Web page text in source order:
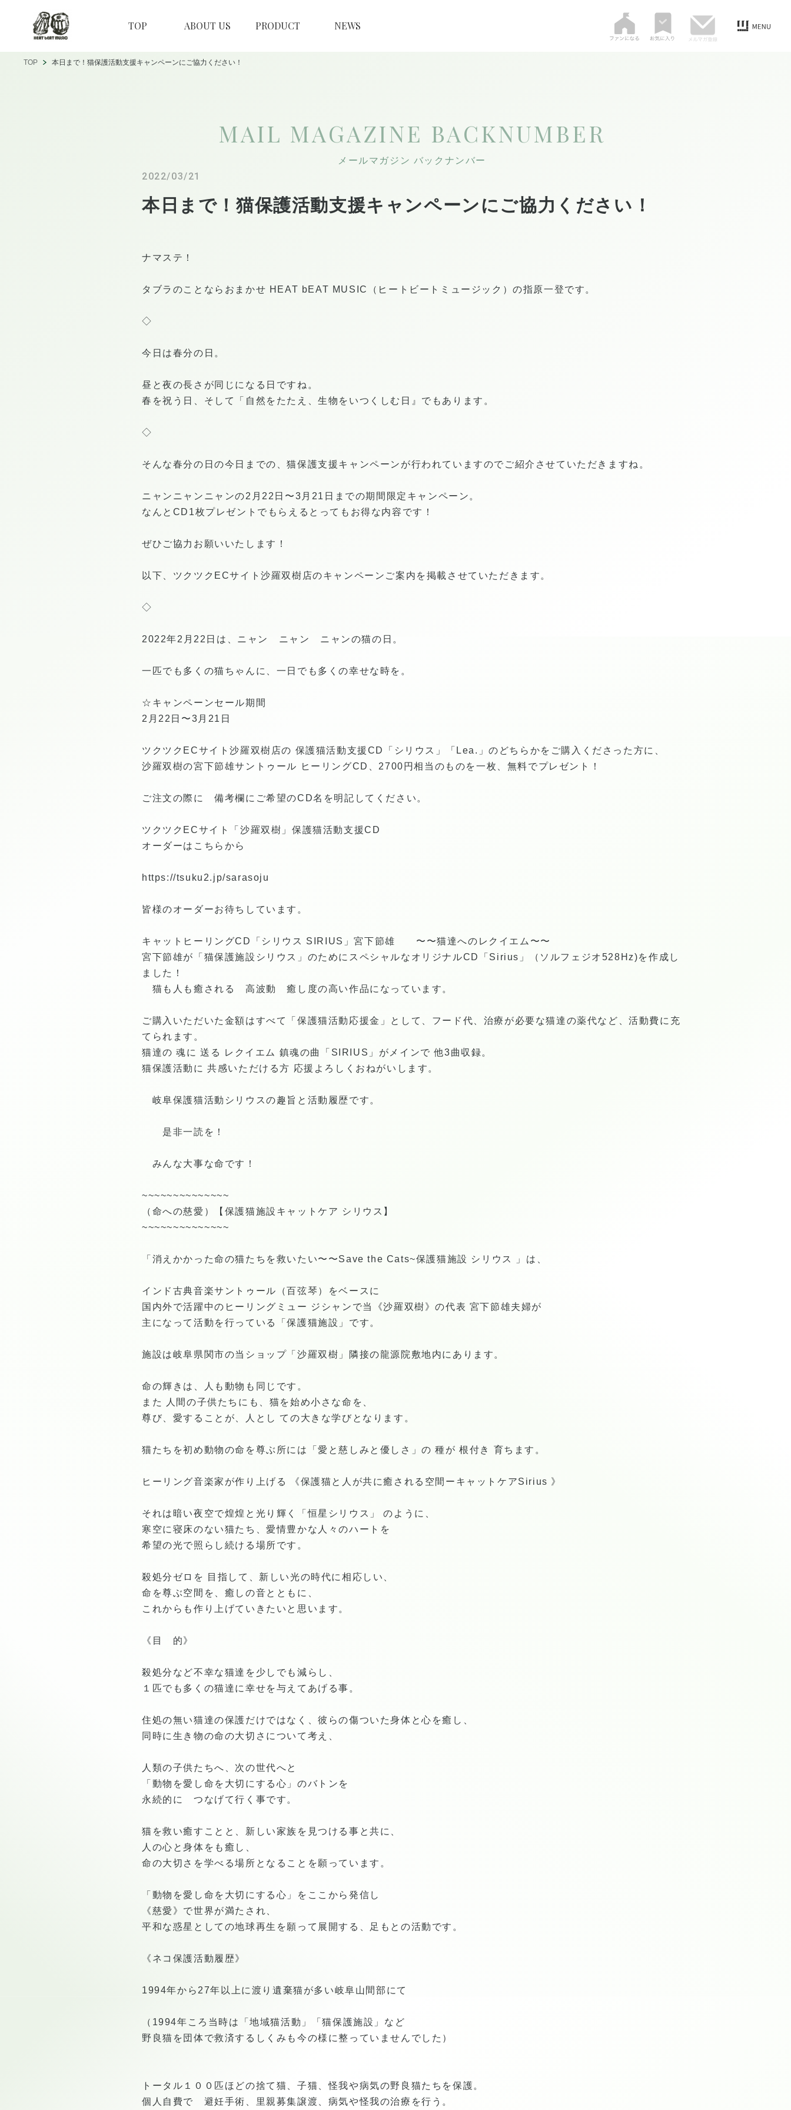
TOP ABOUT US PRODUCT NEWS
TOP 本日まで！猫保護活動支援キャンペーンにご協力ください！
MAIL MAGAZINE BACKNUMBER
メールマガジン バックナンバー
2022/03/21
本日まで！猫保護活動支援キャンペーンにご協力ください！
ナマステ！
タブラのことならおまかせ HEAT bEAT MUSIC（ヒートビートミュージック）の指原一登です。
◇
今日は春分の日。
昼と夜の長さが同じになる日ですね。
春を祝う日、そして「自然をたたえ、生物をいつくしむ日』でもあります。
◇
そんな春分の日の今日までの、猫保護支援キャンペーンが行われていますのでご紹介させていただきますね。
ニャンニャンニャンの2月22日〜3月21日までの期間限定キャンペーン。
なんとCD1枚プレゼントでもらえるとってもお得な内容です！
ぜひご協力お願いいたします！
以下、ツクツクECサイト沙羅双樹店のキャンペーンご案内を掲載させていただきます。
◇
2022年2月22日は、ニャン ニャン ニャンの猫の日。
一匹でも多くの猫ちゃんに、一日でも多くの幸せな時を。
☆キャンペーンセール期間
2月22日〜3月21日
ツクツクECサイト沙羅双樹店の 保護猫活動支援CD「シリウス」「Lea.」のどちらかをご購入くださった方に、
沙羅双樹の宮下節雄サントゥール ヒーリングCD、2700円相当のものを一枚、無料でプレゼント！
ご注文の際に 備考欄にご希望のCD名を明記してください。
ツクツクECサイト「沙羅双樹」保護猫活動支援CD
オーダーはこちらから
https://tsuku2.jp/sarasoju
皆様のオーダーお待ちしています。
キャットヒーリングCD「シリウス SIRIUS」宮下節雄 〜〜猫達へのレクイエム〜〜
宮下節雄が「猫保護施設シリウス」のためにスペシャルなオリジナルCD「Sirius」（ソルフェジオ528Hz)を作成し
ました！
猫も人も癒される 高波動 癒し度の高い作品になっています。
ご購入いただいた金額はすべて「保護猫活動応援金」として、フード代、治療が必要な猫達の薬代など、活動費に充
てられます。
猫達の 魂に 送る レクイエム 鎮魂の曲「SIRIUS」がメインで 他3曲収録。
猫保護活動に 共感いただける方 応援よろしくおねがいします。
岐阜保護猫活動シリウスの趣旨と活動履歴です。
是非一読を！
みんな大事な命です！
~~~~~~~~~~~~~~
（命への慈愛）【保護猫施設キャットケア シリウス】
~~~~~~~~~~~~~~
「消えかかった命の猫たちを救いたい〜〜Save the Cats~保護猫施設 シリウス 」は、
インド古典音楽サントゥール（百弦琴）をベースに
国内外で活躍中のヒーリングミュー ジシャンで当《沙羅双樹》の代表 宮下節雄夫婦が
主になって活動を行っている「保護猫施設」です。
施設は岐阜県関市の当ショップ「沙羅双樹」隣接の龍源院敷地内にあります。
命の輝きは、人も動物も同じです。
また 人間の子供たちにも、猫を始め小さな命を、
尊び、愛することが、人とし ての大きな学びとなります。
猫たちを初め動物の命を尊ぶ所には「愛と慈しみと優しさ」の 種が 根付き 育ちます。
ヒーリング音楽家が作り上げる 《保護猫と人が共に癒される空間ーキャットケアSirius 》
それは暗い夜空で煌煌と光り輝く「恒星シリウス」 のように、
寒空に寝床のない猫たち、愛情豊かな人々のハートを
希望の光で照らし続ける場所です。
殺処分ゼロを 目指して、新しい光の時代に相応しい、
命を尊ぶ空間を、癒しの音とともに、
これからも作り上げていきたいと思います。
《目 的》
殺処分など不幸な猫達を少しでも減らし、
１匹でも多くの猫達に幸せを与えてあげる事。
住処の無い猫達の保護だけではなく、彼らの傷ついた身体と心を癒し、
同時に生き物の命の大切さについて考え、
人類の子供たちへ、次の世代へと
「動物を愛し命を大切にする心」のバトンを
永続的に つなげて行く事です。
猫を救い癒すことと、新しい家族を見つける事と共に、
人の心と身体をも癒し、
命の大切さを学べる場所となることを願っています。
「動物を愛し命を大切にする心」をここから発信し
《慈愛》で世界が満たされ、
平和な惑星としての地球再生を願って展開する、足もとの活動です。
《ネコ保護活動履歴》
1994年から27年以上に渡り遺棄猫が多い岐阜山間部にて
（1994年ころ当時は「地域猫活動」「猫保護施設」など
野良猫を団体で救済するしくみも今の様に整っていませんでした）
トータル１００匹ほどの捨て猫、子猫、怪我や病気の野良猫たちを保護。
個人自費で 避妊手術、里親募集譲渡、病気や怪我の治療を行う。